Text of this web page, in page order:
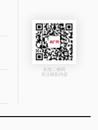
长按二维码
关注精彩内容